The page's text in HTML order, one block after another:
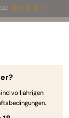
Rabatt
volljährigen